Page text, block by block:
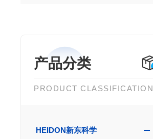
产品分类
PRODUCT CLASSIFICATION
HEIDON新东科学